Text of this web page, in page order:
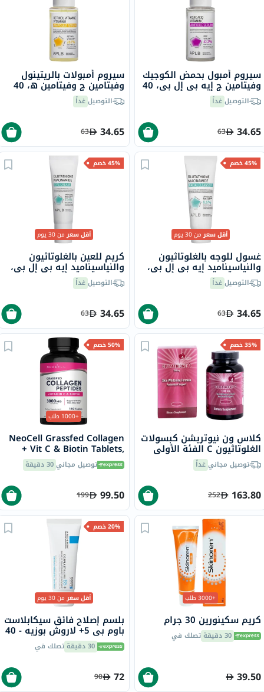
سيروم أمبول بحمض الكوجيك
وفيتامين ج إيه بي إل بي، 40
ملالتوصيلغداً
34.65
63
سيروم أمبولات بالريتينول
وفيتامين ج وفيتامين ه، 40
ملالتوصيلغداً
34.65
63
45% خصم
أقل سعرمن 30 يوم
غسول للوجه بالغلوتاثيون
والنياسيناميد إيه بي إل بي،
80 ملالتوصيلغداً
34.65
63
45% خصم
أقل سعرمن 30 يوم
كريم للعين بالغلوتاثيون
والنياسيناميد إيه بي إل بي،
20 ملالتوصيلغداً
34.65
63
35% خصم
كلاس ون نيوتريشن كبسولات
الغلوتاثيون C الفئة الأولى
لدعم مضادات الأكسدة حزمة
من 60توصيل مجانيغداً
163.80
252
50% خصم
+1000 طلب
NeoCell Grassfed Collagen
+ Vit C & Biotin Tablets,
Pack of 180's
توصيل مجاني30 دقيقة
99.50
199
+3000 طلب
كريم سكينورين 30 جرام
30 دقيقة تصلك في
39.50
20% خصم
أقل سعرمن 30 يوم
بلسم إصلاح فائق سيكابلاست
باوم بي 5+ لاروش بوزيه - 40
مل 30 دقيقة تصلك في
72
90